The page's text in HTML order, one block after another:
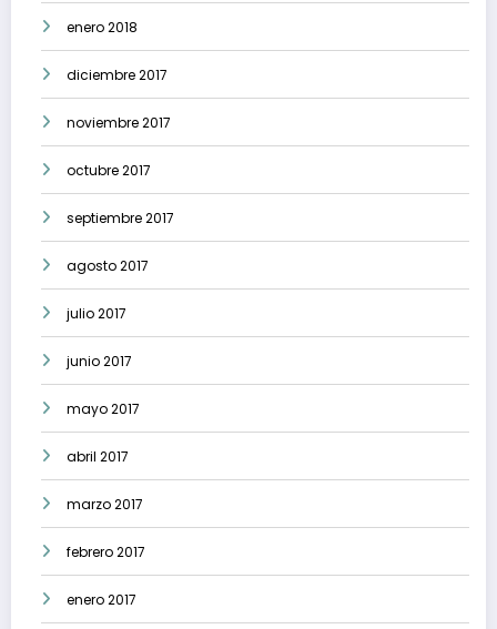
enero 2018
diciembre 2017
noviembre 2017
octubre 2017
septiembre 2017
agosto 2017
julio 2017
junio 2017
mayo 2017
abril 2017
marzo 2017
febrero 2017
enero 2017